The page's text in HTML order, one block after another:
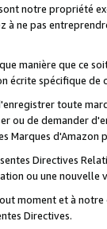
notre propriété
à ne pas
manière que ce
écrite spécifique de
toute
ou de demander
Marques
Directives
ou une nouvelle
moment et à
Directives.